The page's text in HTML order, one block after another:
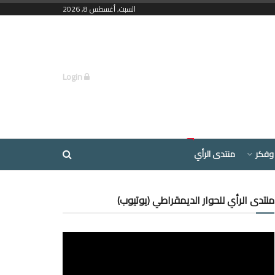
السبت, أغسطس 8, 2026
منتدى الرأي
منتدى الرأي للحوار الديمقراطي (يوتيوب)